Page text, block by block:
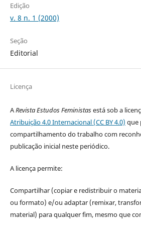
Edição
v. 8 n. 1 (2000)
Seção
Editorial
Licença
ARevista Estudos Feministasestá sob a
Atribuição 4.0 Internacional (CC BY 4.0) que
compartilhamento do trabalho com
publicação inicial neste periódico.
A licença permite:
Compartilhar (copiar e redistribuir o
ou formato) e/ou adaptar (remixar,
material) para qualquer fim, mesmo que